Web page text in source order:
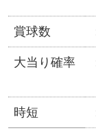
賞球数
大当り確率
時短